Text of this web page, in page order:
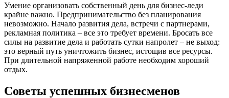
Умение организовать собственный день для бизнес-леди
крайне важно. Предпринимательство без планирования
невозможно. Начало развития дела, встречи с партнерами,
рекламная политика – все это требует времени. Бросать все
силы на развитие дела и работать сутки напролет – не выход:
это верный путь уничтожить бизнес, истощив все ресурсы.
При длительной напряженной работе необходим хороший
отдых.
Советы успешных бизнесменов